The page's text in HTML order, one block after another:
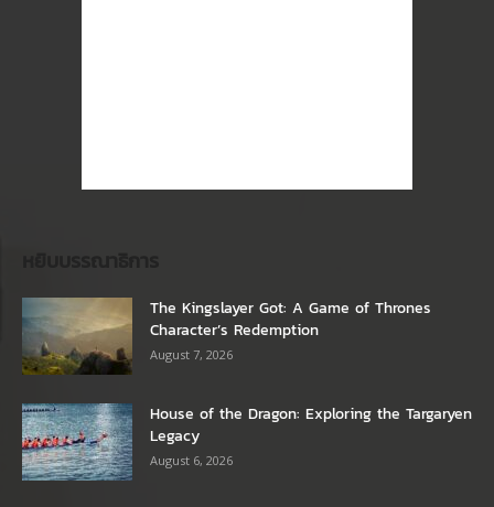
The Kingslayer Got: A Game of Thrones
Character’s Redemption
August 7, 2026
House of the Dragon: Exploring the Targaryen
Legacy
August 6, 2026